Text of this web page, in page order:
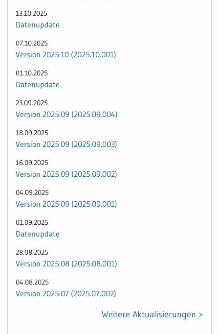
13.10.2025
Datenupdate
07.10.2025
Version 2025.10 (2025.10.001)
01.10.2025
Datenupdate
23.09.2025
Version 2025.09 (2025.09.004)
18.09.2025
Version 2025.09 (2025.09.003)
16.09.2025
Version 2025.09 (2025.09.002)
04.09.2025
Version 2025.09 (2025.09.001)
01.09.2025
Datenupdate
28.08.2025
Version 2025.08 (2025.08.001)
04.08.2025
Version 2025.07 (2025.07.002)
Weitere Aktualisierungen >